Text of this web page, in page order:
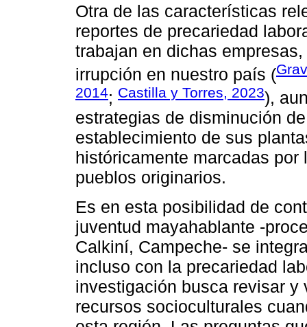
Otra de las características
reportes de precariedad
trabajan en dichas
irrupción en nuestro país (
2014; Castilla y Torres, 2023),
estrategias de disminución
establecimiento de sus
históricamente marcadas
pueblos originarios.
Es en esta posibilidad de
juventud maya­hablante -
Calkiní, Campeche- se
incluso con la precariedad
investigación busca revisar
recursos socioculturales